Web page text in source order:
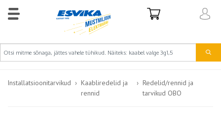
Installatsioonitarvikud
Kaabliredelid ja
rennid
Redelid/rennid ja
tarvikud OBO